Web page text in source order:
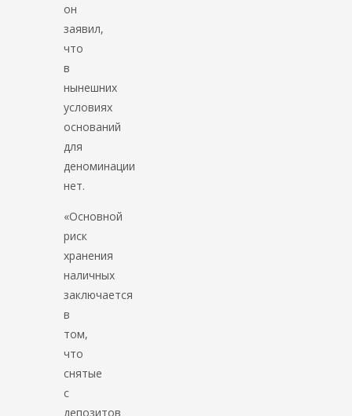
он
заявил,
что
в
нынешних
условиях
оснований
для
деноминации
нет.
«Основной
риск
хранения
наличных
заключается
в
том,
что
снятые
с
депозитов